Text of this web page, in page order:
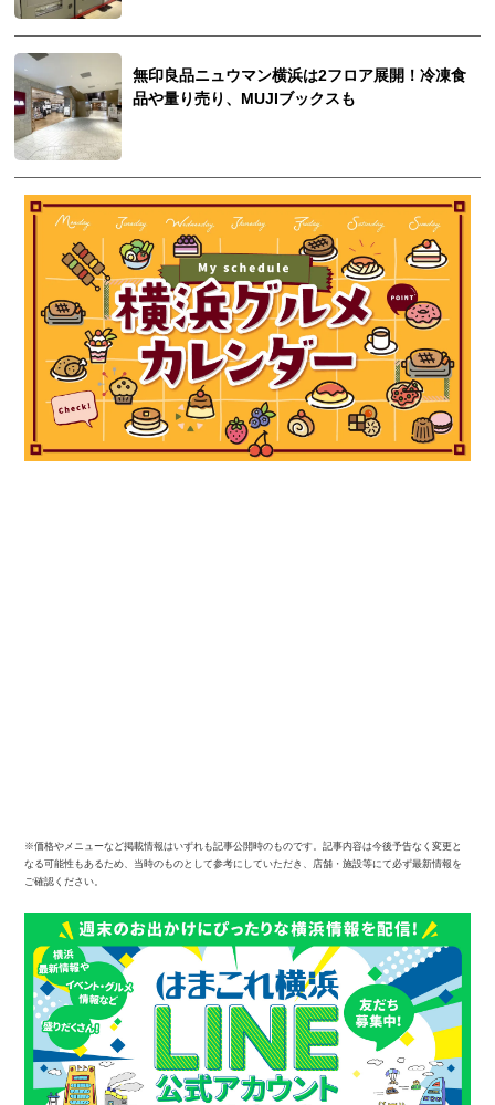
無印良品ニュウマン横浜は2フロア展開！冷凍食
品や量り売り、MUJIブックスも
※価格やメニューなど掲載情報はいずれも記事公開時のものです。記事内容は今後予告なく変更と
なる可能性もあるため、当時のものとして参考にしていただき、店舗・施設等にて必ず最新情報を
ご確認ください。